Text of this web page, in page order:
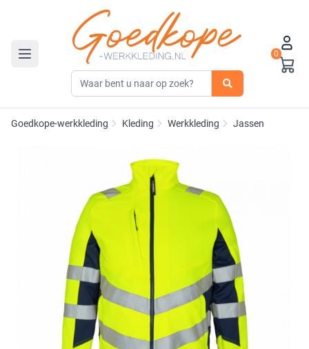
Toggle navigation
0
Goedkope-werkkleding Kleding Werkkleding Jassen